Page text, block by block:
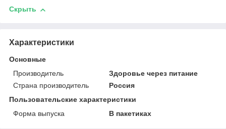
Скрыть
Характеристики
Основные
Производитель
Здоровье через питание
Страна производитель
Россия
Пользовательские характеристики
Форма выпуска
В пакетиках